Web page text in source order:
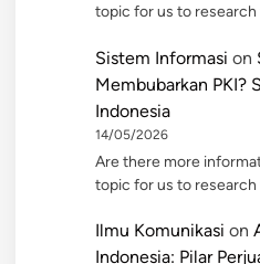
topic for us to research
Sistem Informasi on
Membubarkan PKI?
Indonesia
14/05/2026
Are there more
topic for us to research
Ilmu Komunikasi on
Indonesia: Pilar